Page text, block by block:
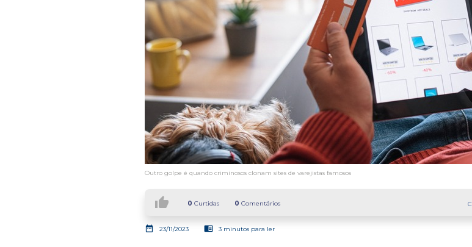
Outro golpe é quando criminosos clonam sites de varejistas famosos
thumb_up 0 Curtidas 0 Comentários
date_range 23/11/2023 chrome_reader_mode 3 minutos para ler